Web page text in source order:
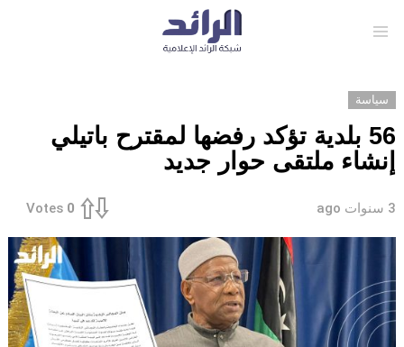
سياسة
56 بلدية تؤكد رفضها لمقترح باتيلي
إنشاء ملتقى حوار جديد
3 سنوات ago 0
Votes